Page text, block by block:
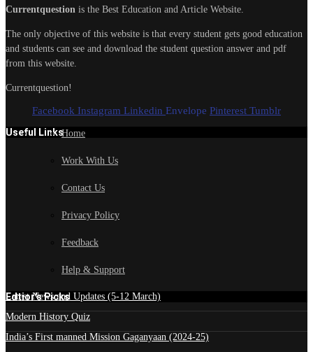
Currentquestion is the Best Education and Article Website.
The only objective of this website is that every student gets good education
and students can see and download the student question answer and pdf
from this website.
Currentquestion!
Facebook Instagram Linkedin Envelope Pinterest Tumblr
Useful LinksHome
Work With Us
Contact Us
Privacy Policy
Feedback
Help & Support
Edtior's Picks
Latest News and Updates (5-12 March)
Modern History Quiz
India’s First manned Mission Gaganyaan (2024-25)